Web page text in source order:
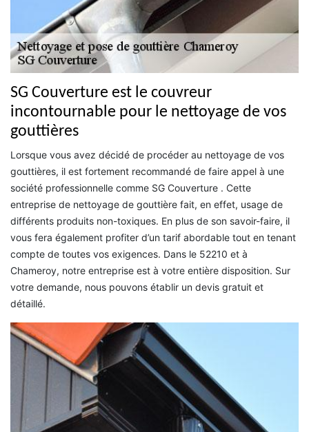
SG Couverture est le couvreur
incontournable pour le nettoyage de vos
gouttières
Lorsque vous avez décidé de procéder au nettoyage de vos
gouttières, il est fortement recommandé de faire appel à une
société professionnelle comme SG Couverture . Cette
entreprise de nettoyage de gouttière fait, en effet, usage de
différents produits non-toxiques. En plus de son savoir-faire, il
vous fera également profiter d’un tarif abordable tout en tenant
compte de toutes vos exigences. Dans le 52210 et à
Chameroy, notre entreprise est à votre entière disposition. Sur
votre demande, nous pouvons établir un devis gratuit et
détaillé.